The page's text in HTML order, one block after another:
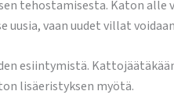
tehostamisesta. Katon alle
vaan uudet villat
esiintymistä.
lisäeristyksen myötä.